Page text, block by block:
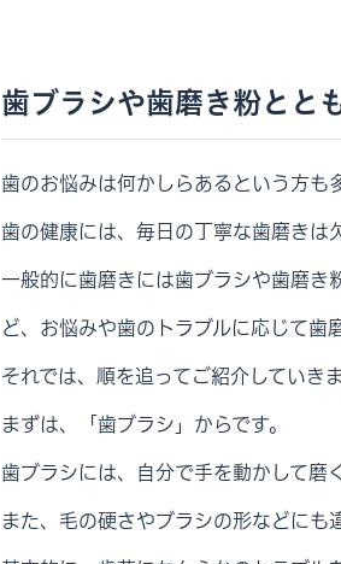
歯ブラシや歯磨き粉とと
歯のお悩みは何かしらあるという方も
歯の健康には、毎日の丁寧な歯磨きは
一般的に歯磨きには歯ブラシや歯磨き
ど、お悩みや歯のトラブルに応じて歯
それでは、順を追ってご紹介していき
まずは、「歯ブラシ」からです。
歯ブラシには、自分で手を動かして磨
また、毛の硬さやブラシの形などにも